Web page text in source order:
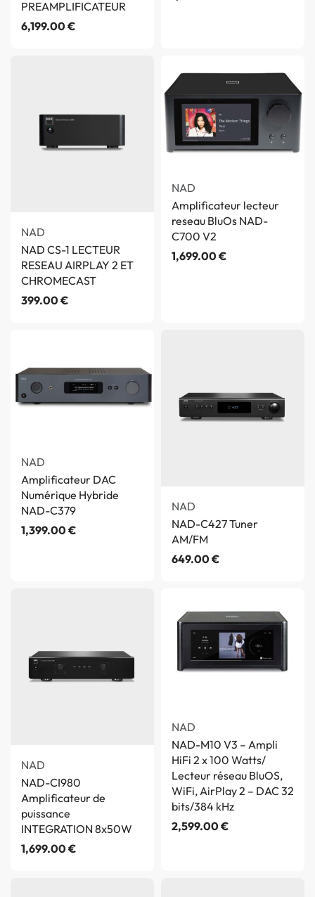
PREAMPLIFICATEUR
6,199.00€
NAD
NAD CS-1 LECTEUR
RESEAU AIRPLAY 2 ET
CHROMECAST
399.00€
NAD
Amplificateur lecteur
reseau BluOs NAD-
C700 V2
1,699.00€
NAD
Amplificateur DAC
Numérique Hybride
NAD-C379
1,399.00€
NAD
NAD-C427 Tuner
AM/FM
649.00€
NAD
NAD-CI980
Amplificateur de
puissance
INTEGRATION 8x50W
1,699.00€
NAD
NAD-M10 V3 – Ampli
HiFi 2 x 100 Watts/
Lecteur réseau BluOS,
WiFi, AirPlay 2 – DAC 32
bits/384 kHz
2,599.00€